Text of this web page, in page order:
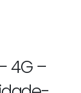
4G –